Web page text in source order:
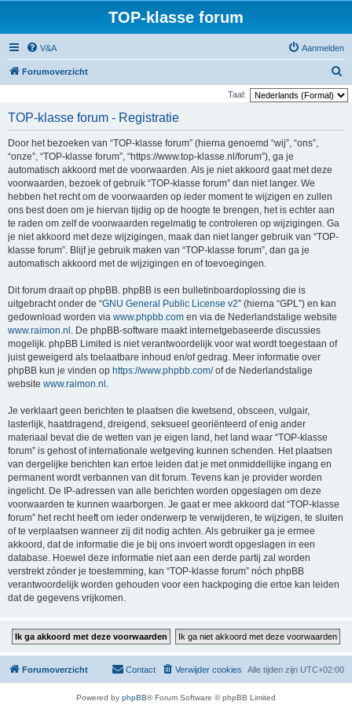
TOP-klasse forum
V&A Aanmelden
Forumoverzicht
o
Taal:
TOP-klasse forum - Registratie
Door het bezoeken van “TOP-klasse forum” (hierna genoemd “wij”, “ons”,
“onze”, “TOP-klasse forum”, “https://www.top-klasse.nl/forum”), ga je
automatisch akkoord met de voorwaarden. Als je niet akkoord gaat met deze
voorwaarden, bezoek of gebruik “TOP-klasse forum” dan niet langer. We
hebben het recht om de voorwaarden op ieder moment te wijzigen en zullen
ons best doen om je hiervan tijdig op de hoogte te brengen, het is echter aan
te raden om zelf de voorwaarden regelmatig te controleren op wijzigingen. Ga
je niet akkoord met deze wijzigingen, maak dan niet langer gebruik van “TOP-
klasse forum”. Blijf je gebruik maken van “TOP-klasse forum”, dan ga je
automatisch akkoord met de wijzigingen en of toevoegingen.
Dit forum draait op phpBB. phpBB is een bulletinboardoplossing die is
uitgebracht onder de “GNU General Public License v2” (hierna “GPL”) en kan
gedownload worden via www.phpbb.com en via de Nederlandstalige website
www.raimon.nl . De phpBB-software maakt internetgebaseerde discussies
mogelijk. phpBB Limited is niet verantwoordelijk voor wat wordt toegestaan of
juist geweigerd als toelaatbare inhoud en/of gedrag. Meer informatie over
phpBB kun je vinden op https://www.phpbb.com/of de Nederlandstalige
website www.raimon.nl .
Je verklaart geen berichten te plaatsen die kwetsend, obsceen, vulgair,
lasterlijk, haatdragend, dreigend, seksueel georiënteerd of enig ander
materiaal bevat die de wetten van je eigen land, het land waar “TOP-klasse
forum” is gehost of internationale wetgeving kunnen schenden. Het plaatsen
van dergelijke berichten kan ertoe leiden dat je met onmiddellijke ingang en
permanent wordt verbannen van dit forum. Tevens kan je provider worden
ingelicht. De IP-adressen van alle berichten worden opgeslagen om deze
voorwaarden te kunnen waarborgen. Je gaat er mee akkoord dat “TOP-klasse
forum” het recht heeft om ieder onderwerp te verwijderen, te wijzigen, te sluiten
of te verplaatsen wanneer zij dit nodig achten. Als gebruiker ga je ermee
akkoord, dat de informatie die je bij ons invoert wordt opgeslagen in een
database. Hoewel deze informatie niet aan een derde partij zal worden
verstrekt zónder je toestemming, kan “TOP-klasse forum” nóch phpBB
verantwoordelijk worden gehouden voor een hackpoging die ertoe kan leiden
dat de gegevens vrijkomen.
Forumoverzicht Alle tijden zijn UTC+02:00
Verwijder cookies
Contact
Powered by phpBB® Forum Software © phpBB Limited